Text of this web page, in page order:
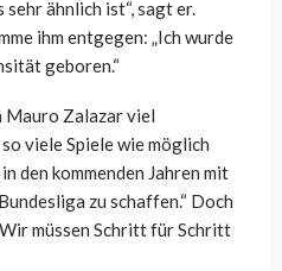
ähnlich ist“, sagt er.
ihm entgegen: „Ich wurde
geboren.“
Mauro Zalazar viel
viele Spiele wie möglich
den kommenden Jahren mit
zu schaffen.“ Doch
müssen Schritt für Schritt